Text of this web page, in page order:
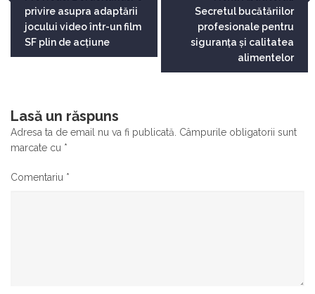
în
articole
privire asupra adaptării
jocului video într-un film
SF plin de acțiune
Secretul bucătăriilor
profesionale pentru
siguranța și calitatea
alimentelor
Lasă un răspuns
Adresa ta de email nu va fi publicată. Câmpurile obligatorii sunt
marcate cu *
Comentariu *